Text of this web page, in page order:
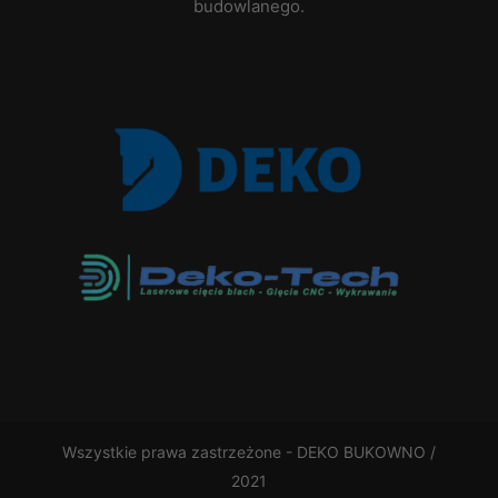
budowlanego.
Wszystkie prawa zastrzeżone - DEKO BUKOWNO /
2021